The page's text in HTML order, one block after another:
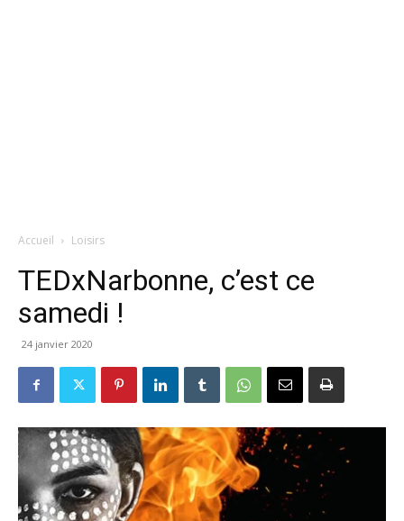
Accueil Loisirs
TEDxNarbonne, c’est ce
samedi !
24 janvier 2020